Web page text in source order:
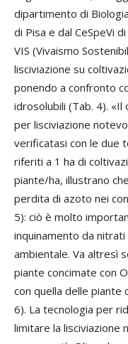
dipartimento di
di Pisa e dal CeSpeVi
VIS (Vivaismo
lisciviazione su
ponendo a confronto
idrosolubili (Tab. 4).
per lisciviazione
verificatasi con le due
riferiti a 1 ha di
piante/ha, illustrano
perdita di azoto nei
5): ciò è molto
inquinamento da
ambientale. Va altresì
piante concimate con
con quella delle piante
6). La tecnologia per
limitare la lisciviazione